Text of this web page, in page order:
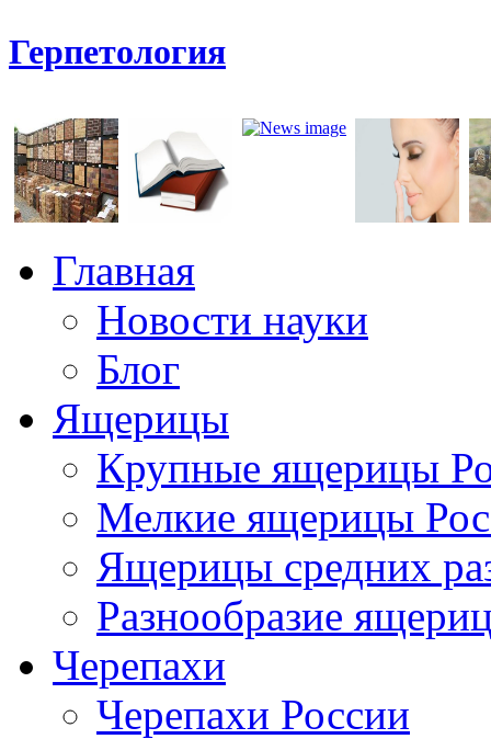
Герпетология
Главная
Новости науки
Блог
Ящерицы
Крупные ящерицы
Мелкие ящерицы
Ящерицы средних
Разнообразие
Черепахи
Черепахи России